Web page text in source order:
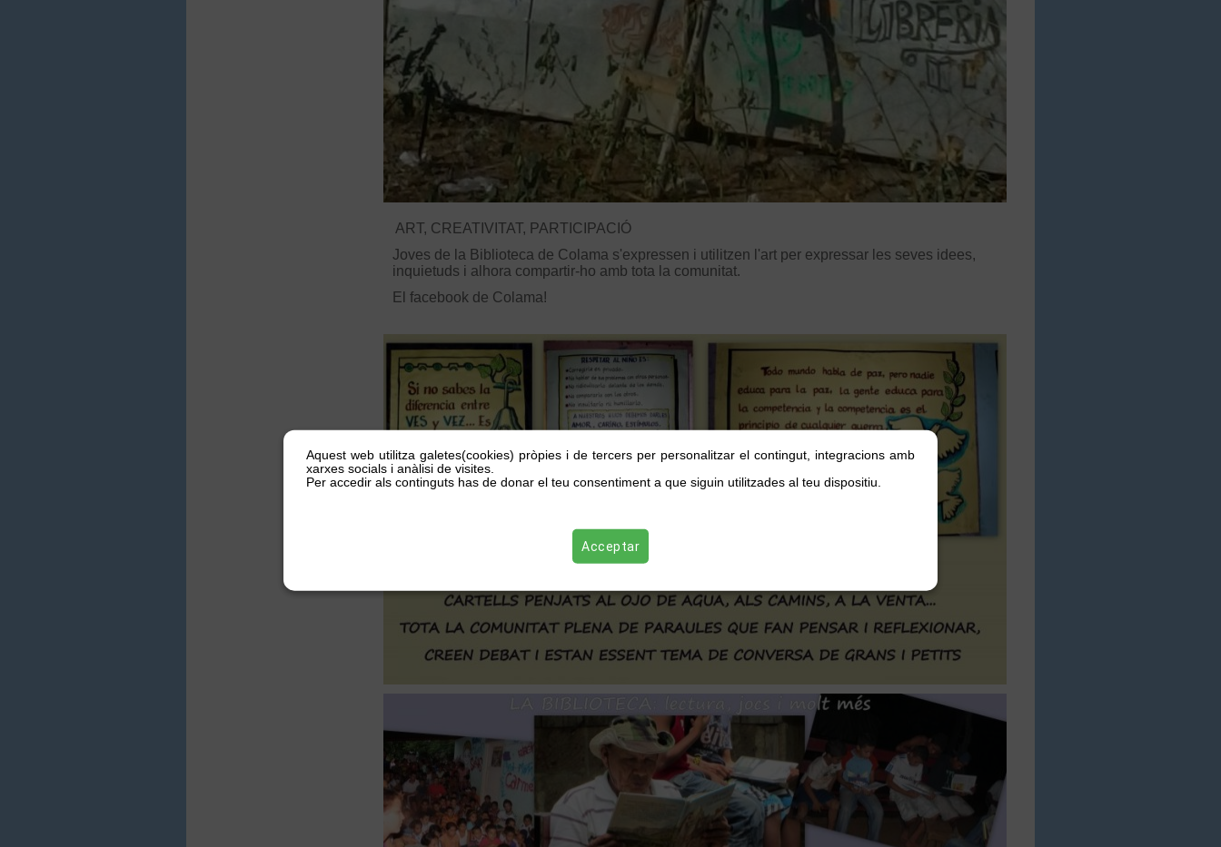
ART, CREATIVITAT, PARTICIPACIÓ
Joves de la Biblioteca de Colama s'expressen i utilitzen l'art per expressar les seves idees,
inquietuds i alhora compartir-ho amb tota la comunitat.
El facebook de Colama!
Aquest web utilitza galetes(cookies) pròpies i de tercers per personalitzar el contingut, integracions amb
xarxes socials i anàlisi de visites.
Per accedir als continguts has de donar el teu consentiment a que siguin utilitzades al teu dispositiu.
Acceptar